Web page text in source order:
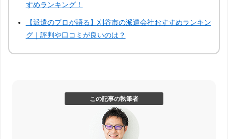
すめランキング！
【派遣のプロが語る】刈谷市の派遣会社おすすめランキン
グ｜評判や口コミが良いのは？
この記事の執筆者